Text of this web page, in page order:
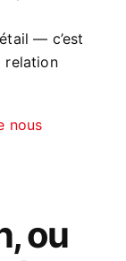
— c’est
relation
nous
ou